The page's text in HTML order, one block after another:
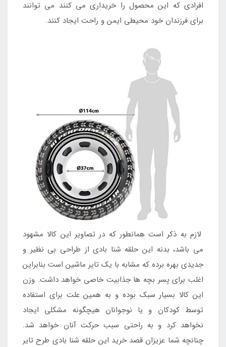
افرادی که این محصول را خریداری می کنند می توانند
برای فرزندان خود محیطی ایمن و راحت ایجاد کنند.
لازم به ذکر است همانطور که در تصاویر این کالا مشهود
می باشد، بدنه این حلقه شنا بادی از طراحی بی نظیر و
جدیدی بهره برده که مشابه با یک تایر ماشین است بنابراین
اغلب برای پسر بچه ها جذابیت خاصی خواهد داشت. وزن
این کالا بسیار سبک بوده و به همین علت برای استفاده
توسط کودکان و یا نوجوانان هیچگونه مشکلی ایجاد
نخواهد کرد و به راحتی سبب حرکت آنان خواهد شد.
چنانچه شما عزیزان قصد خرید این حلقه شنا بادی طرح تایر